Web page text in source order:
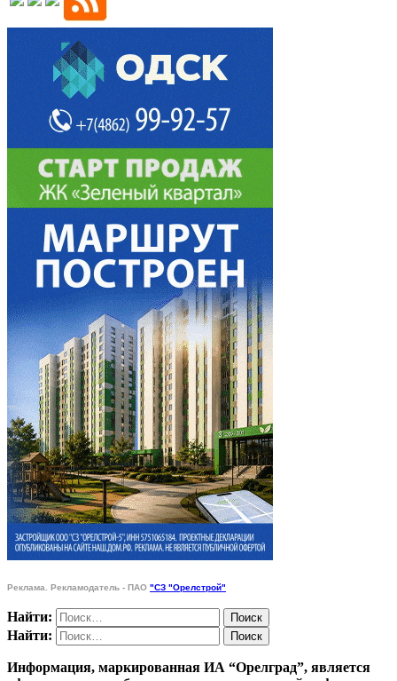
Реклама. Рекламодатель - ПАО "СЗ "Орелстрой"
Найти:
Найти:
Информация, маркированная ИА “Орелград”, является